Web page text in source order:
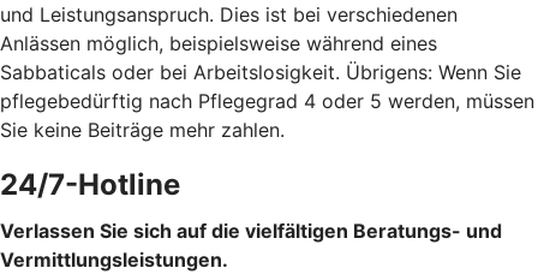
und Leistungsanspruch. Dies ist bei verschiedenen
Anlässen möglich, beispielsweise während eines
Sabbaticals oder bei Arbeitslosigkeit. Übrigens: Wenn Sie
pflegebedürftig nach Pflegegrad 4 oder 5 werden, müssen
Sie keine Beiträge mehr zahlen.
24/7-Hotline
Verlassen Sie sich auf die vielfältigen Beratungs- und
Vermittlungsleistungen.